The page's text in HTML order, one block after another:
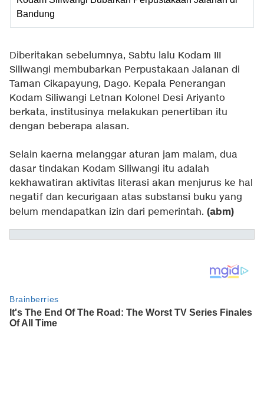
Bandung
Diberitakan sebelumnya, Sabtu lalu Kodam III
Siliwangi membubarkan Perpustakaan Jalanan di
Taman Cikapayung, Dago. Kepala Penerangan
Kodam Siliwangi Letnan Kolonel Desi Ariyanto
berkata, institusinya melakukan penertiban itu
dengan beberapa alasan.
Selain kaerna melanggar aturan jam malam, dua
dasar tindakan Kodam Siliwangi itu adalah
kekhawatiran aktivitas literasi akan menjurus ke hal
negatif dan kecurigaan atas substansi buku yang
belum mendapatkan izin dari pemerintah. (abm)